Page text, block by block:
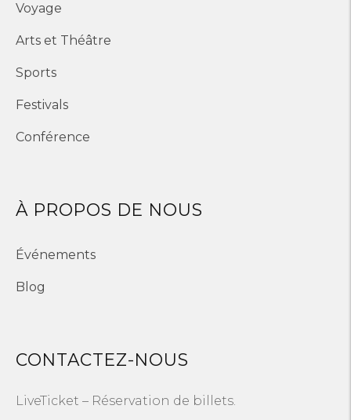
Voyage
Arts et Théâtre
Sports
Festivals
Conférence
À PROPOS DE NOUS
Événements
Blog
CONTACTEZ-NOUS
LiveTicket – Réservation de billets.